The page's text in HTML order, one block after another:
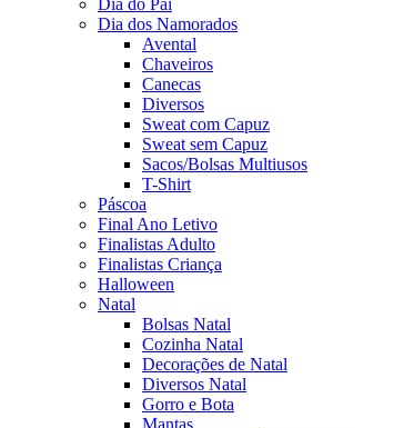
Dia do Pai
Dia dos Namorados
Avental
Chaveiros
Canecas
Diversos
Sweat com Capuz
Sweat sem Capuz
Sacos/Bolsas Multiusos
T-Shirt
Páscoa
Final Ano Letivo
Finalistas Adulto
Finalistas Criança
Halloween
Natal
Bolsas Natal
Cozinha Natal
Decorações de Natal
Diversos Natal
Gorro e Bota
Mantas